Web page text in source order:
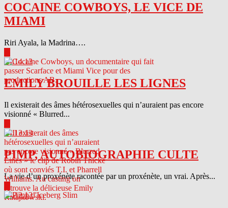
COCAINE COWBOYS, LE VICE DE
MIAMI
Riri Ayala, la Madrina….
04.14.13
EMILY BROUILLE LES LIGNES
Il existerait des âmes hétérosexuelles qui n’auraient pas encore
visionné « Blurred...
04.13.13
PIMP, AUTOBIOGRAPHIE CULTE
La vie d’un proxénète racontée par un proxénète, un vrai. Après...
04.12.13